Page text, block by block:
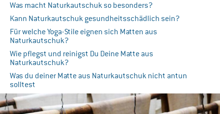
Was macht Naturkautschuk so besonders?
Kann Naturkautschuk gesundheitsschädlich sein?
Für welche Yoga-Stile eignen sich Matten aus
Naturkautschuk?
Wie pflegst und reinigst Du Deine Matte aus
Naturkautschuk?
Was du deiner Matte aus Naturkautschuk nicht antun
solltest